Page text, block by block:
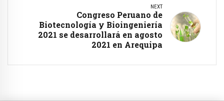
NEXT
Congreso Peruano de
Biotecnología y Bioingeniería
2021 se desarrollará en agosto
2021 en Arequipa